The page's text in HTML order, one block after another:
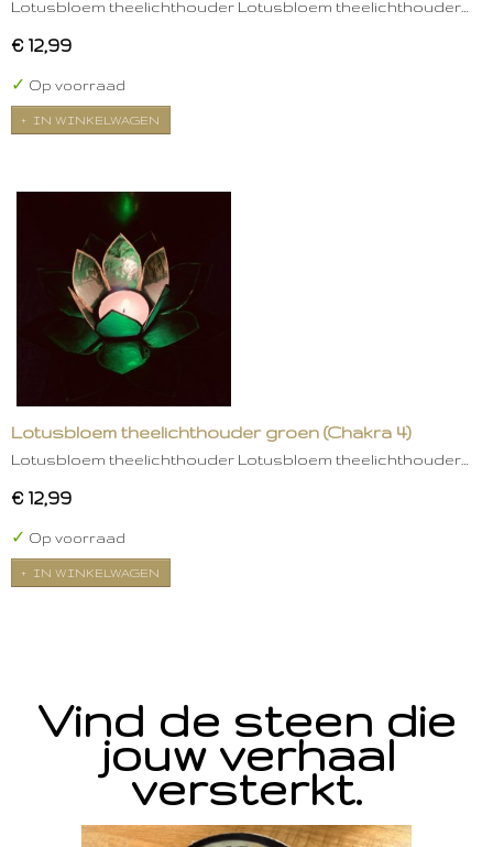
Lotusbloem theelichthouder Lotusbloem theelichthouder…
€ 12,99
✓ Op voorraad
IN WINKELWAGEN
Lotusbloem theelichthouder groen (Chakra 4)
Lotusbloem theelichthouder Lotusbloem theelichthouder…
€ 12,99
✓ Op voorraad
IN WINKELWAGEN
Vind de steen die
jouw verhaal
versterkt.